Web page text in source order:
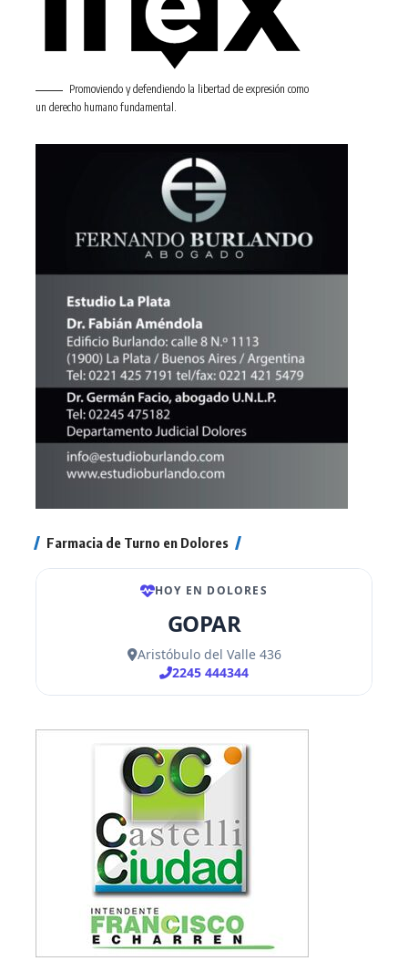
Promoviendo y defendiendo la libertad de expresión como
un derecho humano fundamental.
Farmacia de Turno en Dolores